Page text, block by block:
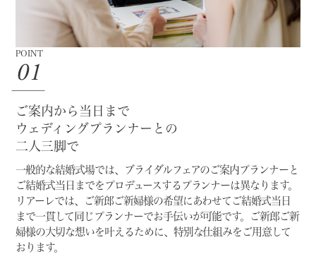
POINT
01
ご案内から当日まで
ウェディングプランナーとの
二人三脚で
一般的な結婚式場では、ブライダルフェアのご案内プランナーと
ご結婚式当日までをプロデュースするプランナーは異なります。
リアーレでは、ご新郎ご新婦様の希望にあわせてご結婚式当日
まで一貫して同じプランナーでお手伝いが可能です。
ご新郎ご新
婦様の大切な想いを叶えるために、特別な仕組みをご用意して
おります。